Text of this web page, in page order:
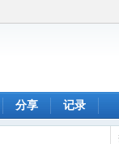
分享 记录